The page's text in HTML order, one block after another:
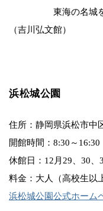
東海の名城を歩
（吉川弘文館）
浜松城公園
住所：静岡県浜松市中
開館時間：8:30～16:30
休館日：12月29、30、
料金：大人（高校生以
浜松城公園公式ホーム